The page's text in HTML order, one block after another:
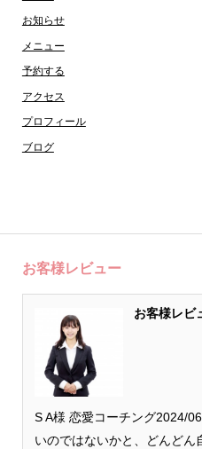
お知らせ
メニュー
予約する
アクセス
プロフィール
ブログ
お客様レビュー
お客様レビ
S A様 恋愛コーチング2024/
いのではないかと、どんどん